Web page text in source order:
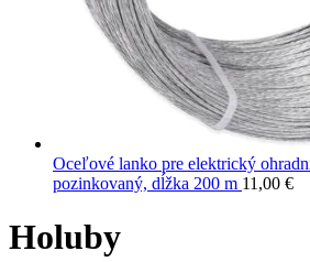
Oceľové lanko pre elektrický
pozinkovaný, dĺžka 200 m 11,00 €
Holuby